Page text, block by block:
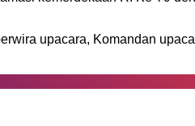
upacara, Komandan